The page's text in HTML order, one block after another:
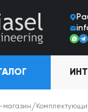
магазин